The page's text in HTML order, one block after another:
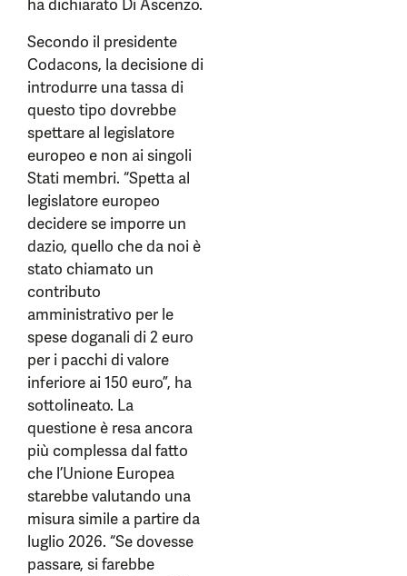
ha dichiarato Di Ascenzo.
Secondo il presidente
Codacons, la decisione di
introdurre una tassa di
questo tipo dovrebbe
spettare al legislatore
europeo e non ai singoli
Stati membri. “Spetta al
legislatore europeo
decidere se imporre un
dazio, quello che da noi è
stato chiamato un
contributo
amministrativo per le
spese doganali di 2 euro
per i pacchi di valore
inferiore ai 150 euro”, ha
sottolineato. La
questione è resa ancora
più complessa dal fatto
che l’Unione Europea
starebbe valutando una
misura simile a partire da
luglio 2026. “Se dovesse
passare, si farebbe